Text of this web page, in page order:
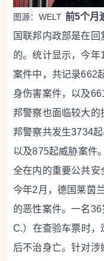
图源：WELT 前5个月
国联邦内政部是在
的。统计显示，今
案件中，共记录662
身伤害案件，以及
邦警察也面临较大的
邦警察共发生3734
以及875起威胁案件
全在内的重要公共安
今年2月，德国莱茵
的恶性案件。一名
C.）在查验车票时，
后不治身亡。针对